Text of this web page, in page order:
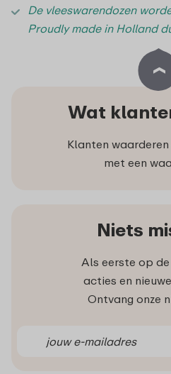
De vleeswarendozen
Proudly made in Holland
Wat
Klanten
met een
Niets
Als eerste op
acties en
Ontvang onze